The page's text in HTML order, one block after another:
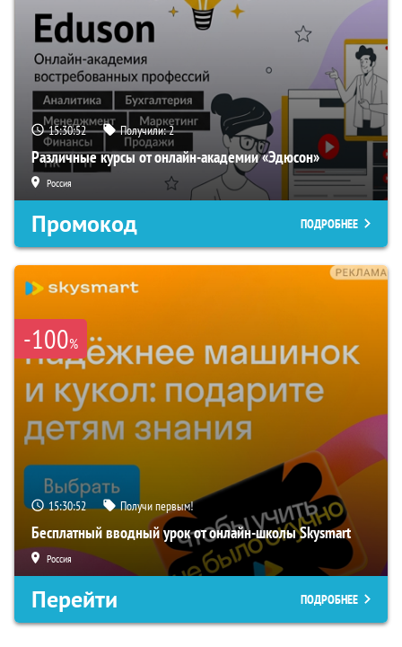
15:30:52 Получили:2
Различные курсы от онлайн-академии «Эдюсон»
Россия
Промокод ПОДРОБНЕЕ
-100%
15:30:52 Получи первым!
Бесплатный вводный урок от онлайн-школы Skysmart
Россия
Перейти ПОДРОБНЕЕ